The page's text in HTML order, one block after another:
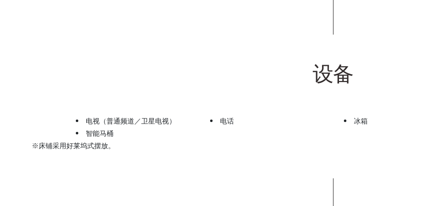
设备
电视（普通频道／卫星电视） 电话
冰箱
智能马桶
※床铺采用好莱坞式摆放。